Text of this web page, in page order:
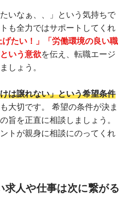
いなぁ、、」という気持ちで
も全力ではサポートしてくれ
げたい！」「労働環境の良い職
いう意欲を伝え、転職エージ
しょう。
は譲れない」という希望条件
大切です。 希望の条件が決ま
旨を正直に相談しましょう。
トが親身に相談にのってくれ
求人や仕事は次に繋がる